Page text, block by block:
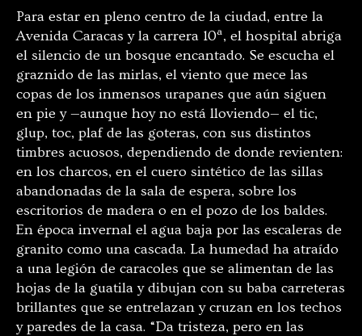
Para estar en pleno centro de la ciudad, entre la
Avenida Caracas y la carrera 10ª, el hospital abriga
el silencio de un bosque encantado. Se escucha el
graznido de las mirlas, el viento que mece las
copas de los inmensos urapanes que aún siguen
en pie y —aunque hoy no está lloviendo— el tic,
glup, toc, plaf de las goteras, con sus distintos
timbres acuosos, dependiendo de donde revienten:
en los charcos, en el cuero sintético de las sillas
abandonadas de la sala de espera, sobre los
escritorios de madera o en el pozo de los baldes.
En época invernal el agua baja por las escaleras de
granito como una cascada. La humedad ha atraído
a una legión de caracoles que se alimentan de las
hojas de la guatila y dibujan con su baba carreteras
brillantes que se entrelazan y cruzan en los techos
y paredes de la casa. “Da tristeza, pero en las